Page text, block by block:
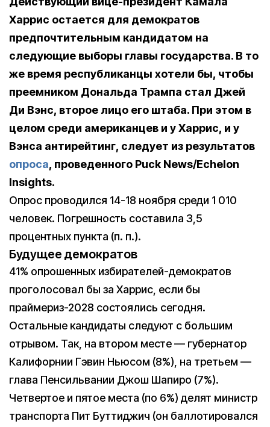
Харрис остается для демократов
предпочтительным кандидатом на
следующие выборы главы государства. В то
же время республиканцы хотели бы, чтобы
преемником Дональда Трампа стал Джей
Ди Вэнс, второе лицо его штаба. При этом в
целом среди американцев и у Харрис, и у
Вэнса антирейтинг, следует из результатов
опроса, проведенного Puck News/Echelon
Insights.
Опрос проводился 14-18 ноября среди 1 010
человек. Погрешность составила 3,5
процентных пункта (п. п.).
Будущее демократов
41% опрошенных избирателей-демократов
проголосовал бы за Харрис, если бы
праймериз-2028 состоялись сегодня.
Остальные кандидаты следуют с большим
отрывом. Так, на втором месте — губернатор
Калифорнии Гэвин Ньюсом (8%), на третьем —
глава Пенсильвании Джош Шапиро (7%).
Четвертое и пятое места (по 6%) делят министр
транспорта Пит Буттиджич (он баллотировался